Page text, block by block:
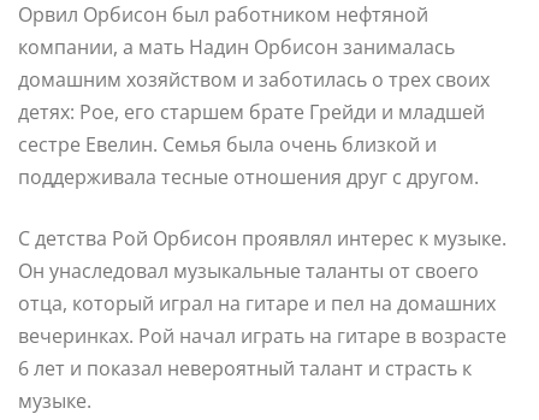
Орвил Орбисон был работником нефтяной
компании, а мать Надин Орбисон занималась
домашним хозяйством и заботилась о трех своих
детях: Рое, его старшем брате Грейди и младшей
сестре Евелин. Семья была очень близкой и
поддерживала тесные отношения друг с другом.
С детства Рой Орбисон проявлял интерес к музыке.
Он унаследовал музыкальные таланты от своего
отца, который играл на гитаре и пел на домашних
вечеринках. Рой начал играть на гитаре в возрасте
6 лет и показал невероятный талант и страсть к
музыке.